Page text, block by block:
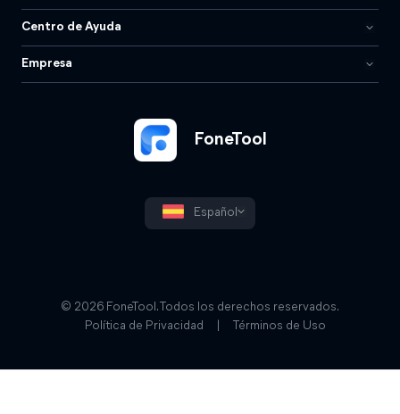
FoneTool
Español
Centro de Ayuda
Empresa
© 2026 FoneTool. Todos los derechos reservados.
Política de Privacidad
Términos de Uso